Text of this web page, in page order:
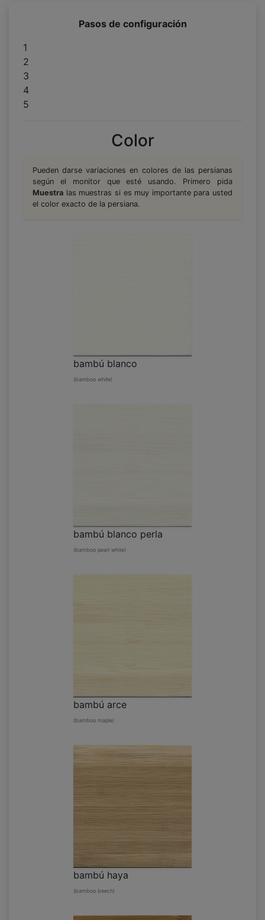
Pasos de configuración
1
2
3
4
5
Color
Pueden darse variaciones en colores de las persianas
según el monitor que esté usando. Primero pida
Muestra las muestras si es muy importante para usted
el color exacto de la persiana.
bambú blanco
(bamboo white)
bambú blanco perla
(bamboo pearl white)
bambú arce
(bamboo maple)
bambú haya
(bamboo beech)